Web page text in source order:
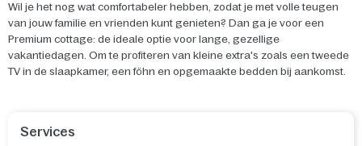
Wil je het nog wat comfortabeler hebben, zodat je met volle teugen
van jouw familie en vrienden kunt genieten? Dan ga je voor een
Premium cottage: de ideale optie voor lange, gezellige
vakantiedagen. Om te profiteren van kleine extra's zoals een tweede
TV in de slaapkamer, een föhn en opgemaakte bedden bij aankomst.
Services